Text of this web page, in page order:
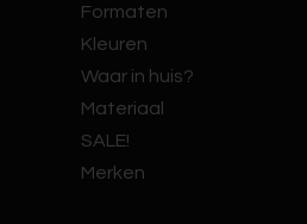
Formaten
Kleuren
Waar in huis?
Materiaal
SALE!
Merken